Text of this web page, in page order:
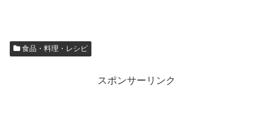
食品・料理・レシピ
スポンサーリンク